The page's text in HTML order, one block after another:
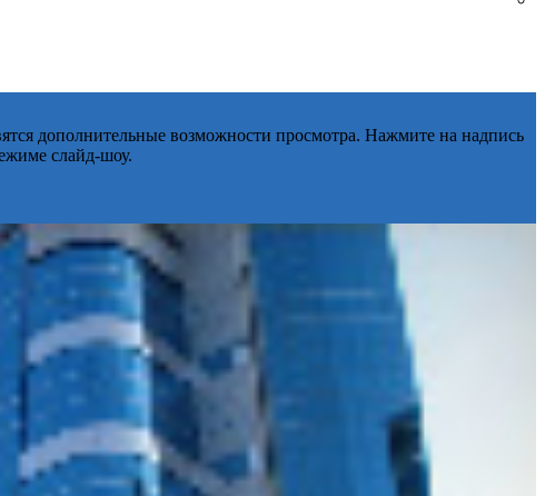
дополнительные возможности просмотра. Нажмите на надпись
слайд-шоу.